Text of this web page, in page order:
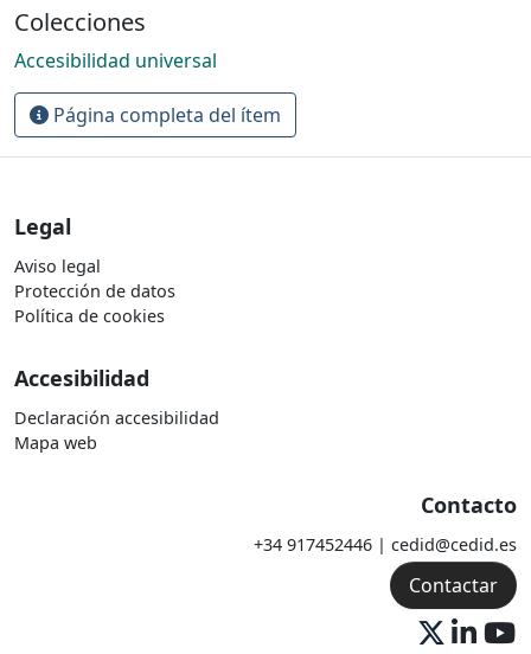
Colecciones
Accesibilidad universal
Página completa del ítem
Legal
Aviso legal
Protección de datos
Política de cookies
Accesibilidad
Declaración accesibilidad
Mapa web
Contacto
+34 917452446 | cedid@cedid.es
Contactar